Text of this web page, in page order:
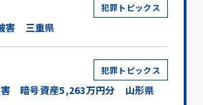
犯罪トピックス
害 三重県
犯罪トピックス
害 暗号資産5,263万円分 山形県